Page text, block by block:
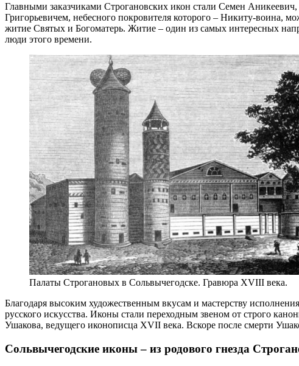
Главными заказчиками Строгановских икон стали Семен
Григорьевичем, небесного покровителя которого – Никиту-воина,
житие Святых и Богоматерь. Житие – один из самых интересных
люди этого времени.
Палаты Строгановых в Сольвычегодске. Гравюра XVIII века.
Благодаря высоким художественным вкусам и мастерству
русского искусства. Иконы стали переходным звеном от строго
Ушакова, ведущего иконописца XVII века. Вскоре после смерти
Сольвычегодские иконы – из родового гнезда